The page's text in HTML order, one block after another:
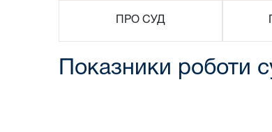
ПРО СУД
Показники роботи